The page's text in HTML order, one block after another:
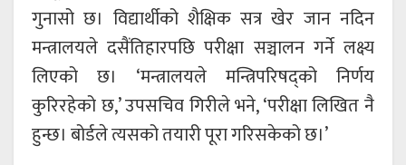
गुनासो छ। विद्यार्थीको शैक्षिक सत्र खेर जान नदिन
मन्त्रालयले दसैंतिहारपछि परीक्षा सञ्चालन गर्ने लक्ष्य
लिएको छ। ‘मन्त्रालयले मन्त्रिपरिषद्को निर्णय
कुरिरहेको छ,’ उपसचिव गिरीले भने, ‘परीक्षा लिखित नै
हुन्छ। बोर्डले त्यसको तयारी पूरा गरिसकेको छ।’